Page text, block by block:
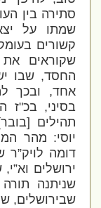
סתירה בין
שמתו על
קשורים
שקוראים את
החסד, שבו
אחד, ובכך
בסיני, בכ"ז
תהילים
יוסי: מהר
דומה לויק”ר
ירושלים
שניתנה תורה
שבירושלים,